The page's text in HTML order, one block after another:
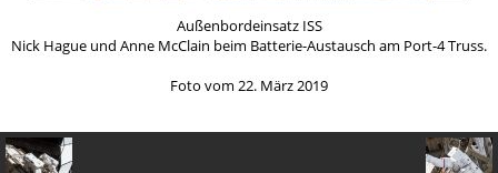
Außenbordeinsatz ISS
Nick Hague und Anne McClain beim Batterie-Austausch am Port-4 Truss.
Foto vom 22. März 2019